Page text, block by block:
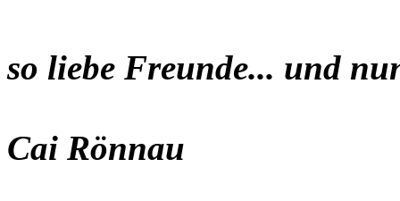
so liebe Freunde... und
Cai Rönnau